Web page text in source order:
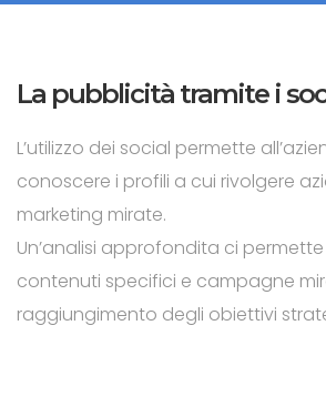
La pubblicità tramite i
L’utilizzo dei social permette
conoscere i profili a cui rivolgere
marketing mirate.
Un’analisi approfondita ci
contenuti specifici e campagne
raggiungimento degli obiettivi